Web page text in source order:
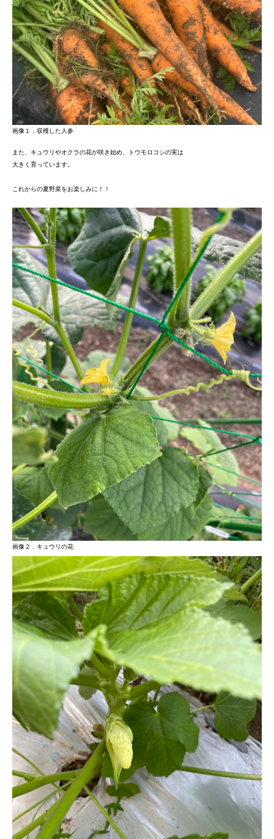
画像１．収穫した人参
また、キュウリやオクラの花が咲き始め、トウモロコシの実は
大きく育っています。
これからの夏野菜をお楽しみに！！
画像２．キュウリの花